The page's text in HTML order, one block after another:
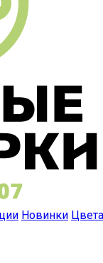
Новинки Цвета